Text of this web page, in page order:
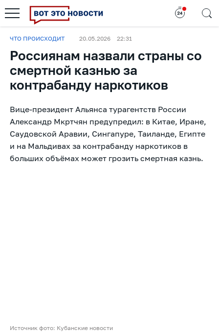
ЧТО ПРОИСХОДИТ 20.05.2026 22:31
Россиянам назвали страны со
смертной казнью за
контрабанду наркотиков
Вице-президент Альянса турагентств России
Александр Мкртчян предупредил: в Китае, Иране,
Саудовской Аравии, Сингапуре, Таиланде, Египте
и на Мальдивах за контрабанду наркотиков в
больших объёмах может грозить смертная казнь.
Источник фото: Кубанские новости